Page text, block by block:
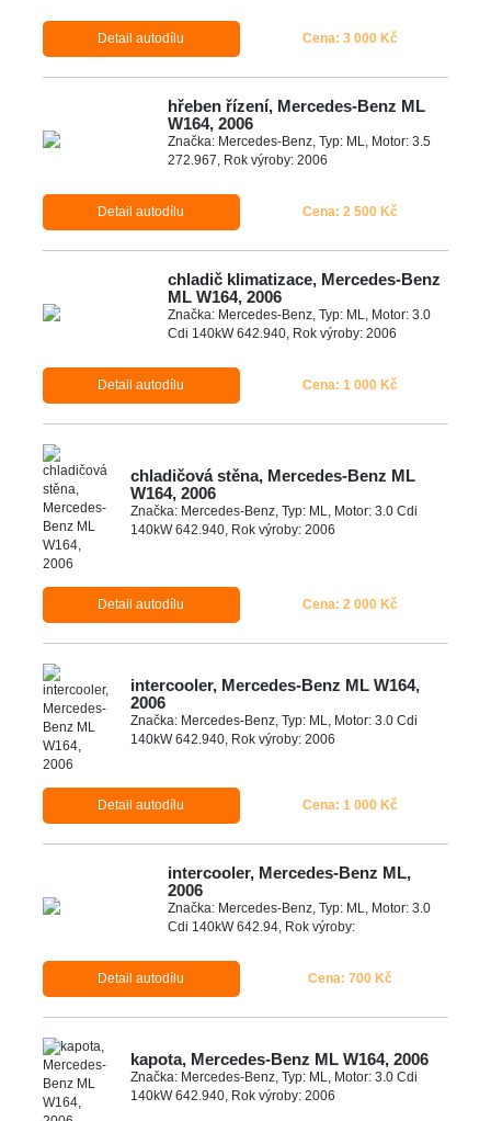
Detail autodílu Cena: 3 000 Kč
hřeben řízení, Mercedes-Benz ML
W164, 2006
Značka: Mercedes-Benz, Typ: ML, Motor: 3.5
272.967, Rok výroby: 2006
Detail autodílu Cena: 2 500 Kč
chladič klimatizace, Mercedes-Benz
ML W164, 2006
Značka: Mercedes-Benz, Typ: ML, Motor: 3.0
Cdi 140kW 642.940, Rok výroby: 2006
Detail autodílu Cena: 1 000 Kč
chladičová stěna, Mercedes-Benz ML
W164, 2006
Značka: Mercedes-Benz, Typ: ML, Motor: 3.0 Cdi
140kW 642.940, Rok výroby: 2006
Detail autodílu Cena: 2 000 Kč
intercooler, Mercedes-Benz ML W164,
2006
Značka: Mercedes-Benz, Typ: ML, Motor: 3.0 Cdi
140kW 642.940, Rok výroby: 2006
Detail autodílu Cena: 1 000 Kč
intercooler, Mercedes-Benz ML,
2006
Značka: Mercedes-Benz, Typ: ML, Motor: 3.0
Cdi 140kW 642.94, Rok výroby:
Detail autodílu Cena: 700 Kč
kapota, Mercedes-Benz ML W164, 2006
Značka: Mercedes-Benz, Typ: ML, Motor: 3.0 Cdi
140kW 642.940, Rok výroby: 2006